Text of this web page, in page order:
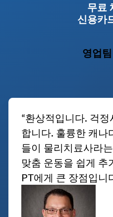
무료
신용카
영업
“환상적입니다. 걱
합니다. 훌륭한 캐나
들이 물리치료사라
맞춤 운동을 쉽게 추
PT에게 큰 장점입니